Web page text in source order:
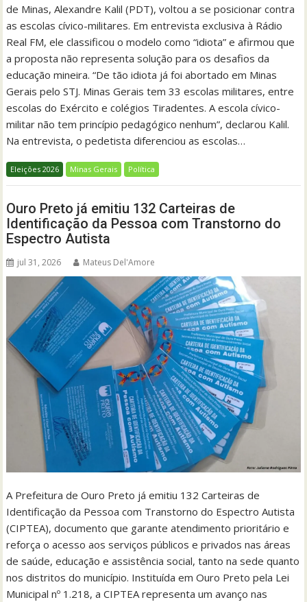
de Minas, Alexandre Kalil (PDT), voltou a se posicionar contra
as escolas cívico-militares. Em entrevista exclusiva à Rádio
Real FM, ele classificou o modelo como “idiota” e afirmou que
a proposta não representa solução para os desafios da
educação mineira. “De tão idiota já foi abortado em Minas
Gerais pelo STJ. Minas Gerais tem 33 escolas militares, entre
escolas do Exército e colégios Tiradentes. A escola cívico-
militar não tem princípio pedagógico nenhum”, declarou Kalil.
Na entrevista, o pedetista diferenciou as escolas…
Eleições 2026 Minas Gerais Política
Ouro Preto já emitiu 132 Carteiras de
Identificação da Pessoa com Transtorno do
Espectro Autista
jul 31, 2026 Mateus Del'Amore
A Prefeitura de Ouro Preto já emitiu 132 Carteiras de
Identificação da Pessoa com Transtorno do Espectro Autista
(CIPTEA), documento que garante atendimento prioritário e
reforça o acesso aos serviços públicos e privados nas áreas
de saúde, educação e assistência social, tanto na sede quanto
nos distritos do município. Instituída em Ouro Preto pela Lei
Municipal nº 1.218, a CIPTEA representa um avanço nas